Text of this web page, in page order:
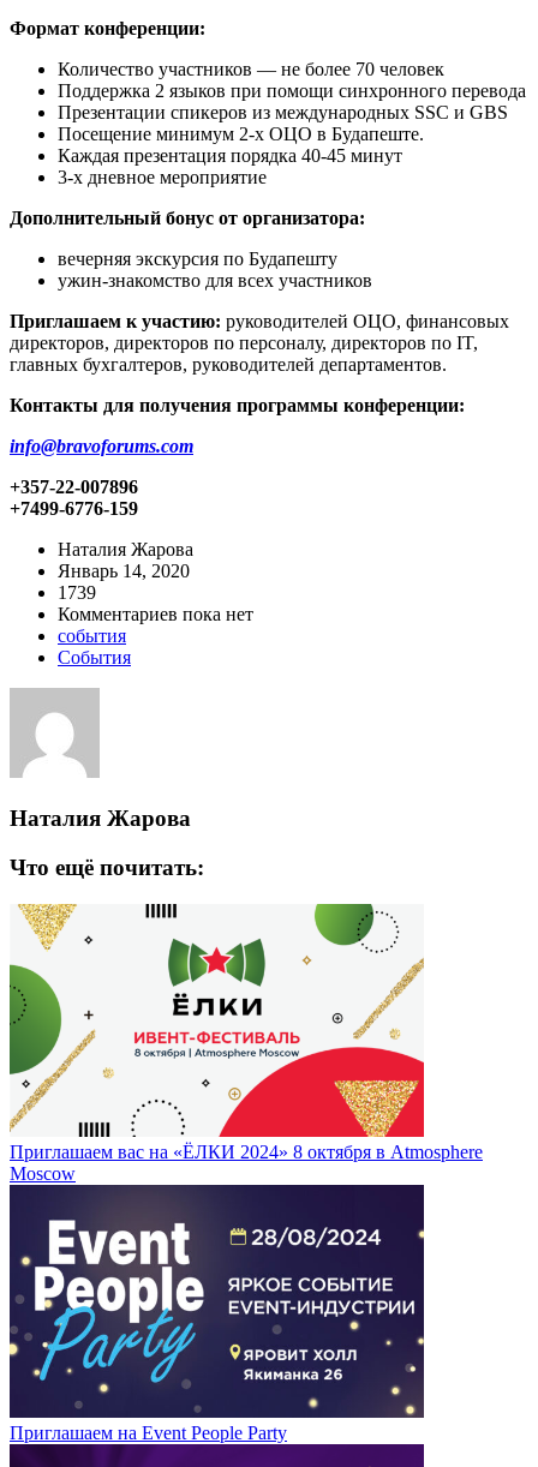
Формат конференции:
Количество участников — не более 70 человек
Поддержка 2 языков при помощи синхронного перевода
Презентации спикеров из международных SSC и GBS
Посещение минимум 2-х ОЦО в Будапеште.
Каждая презентация порядка 40-45 минут
3-х дневное мероприятие
Дополнительный бонус от организатора:
вечерняя экскурсия по Будапешту
ужин-знакомство для всех участников
Приглашаем к участию: руководителей ОЦО, финансовых
директоров, директоров по персоналу, директоров по IT,
главных бухгалтеров, руководителей департаментов.
Контакты для получения программы конференции:
info@bravoforums.com
+357-22-007896
+7499-6776-159
Наталия Жарова
Январь 14, 2020
1739
Комментариев пока нет
события
События
Наталия Жарова
Что ещё почитать:
Приглашаем вас на «ЁЛКИ 2024» 8 октября в Atmosphere
Moscow
Приглашаем на Event People Party